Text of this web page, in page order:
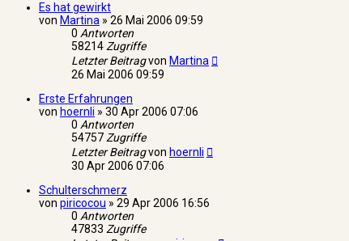
Es hat gewirkt
von Martina » 26 Mai 2006 09:59
0 Antworten
58214Zugriffe
Letzter Beitragvon Martina
26 Mai 2006 09:59
Erste Erfahrungen
von hoernli » 30 Apr 2006 07:06
0 Antworten
54757Zugriffe
Letzter Beitragvon hoernli
30 Apr 2006 07:06
Schulterschmerz
von piricocou » 29 Apr 2006 16:56
0 Antworten
47833 Zugriffe